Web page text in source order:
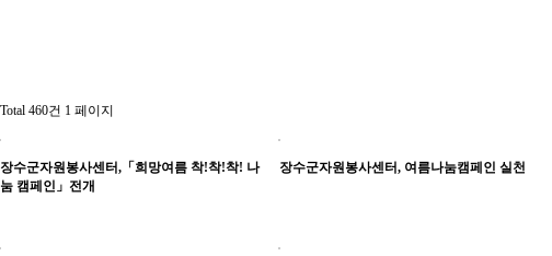
Total 460건 1 페이지
장수군자원봉사센터,「희망여름 착!착!착! 나
눔 캠페인」전개
장수군자원봉사센터, 여름나눔캠페인 실천